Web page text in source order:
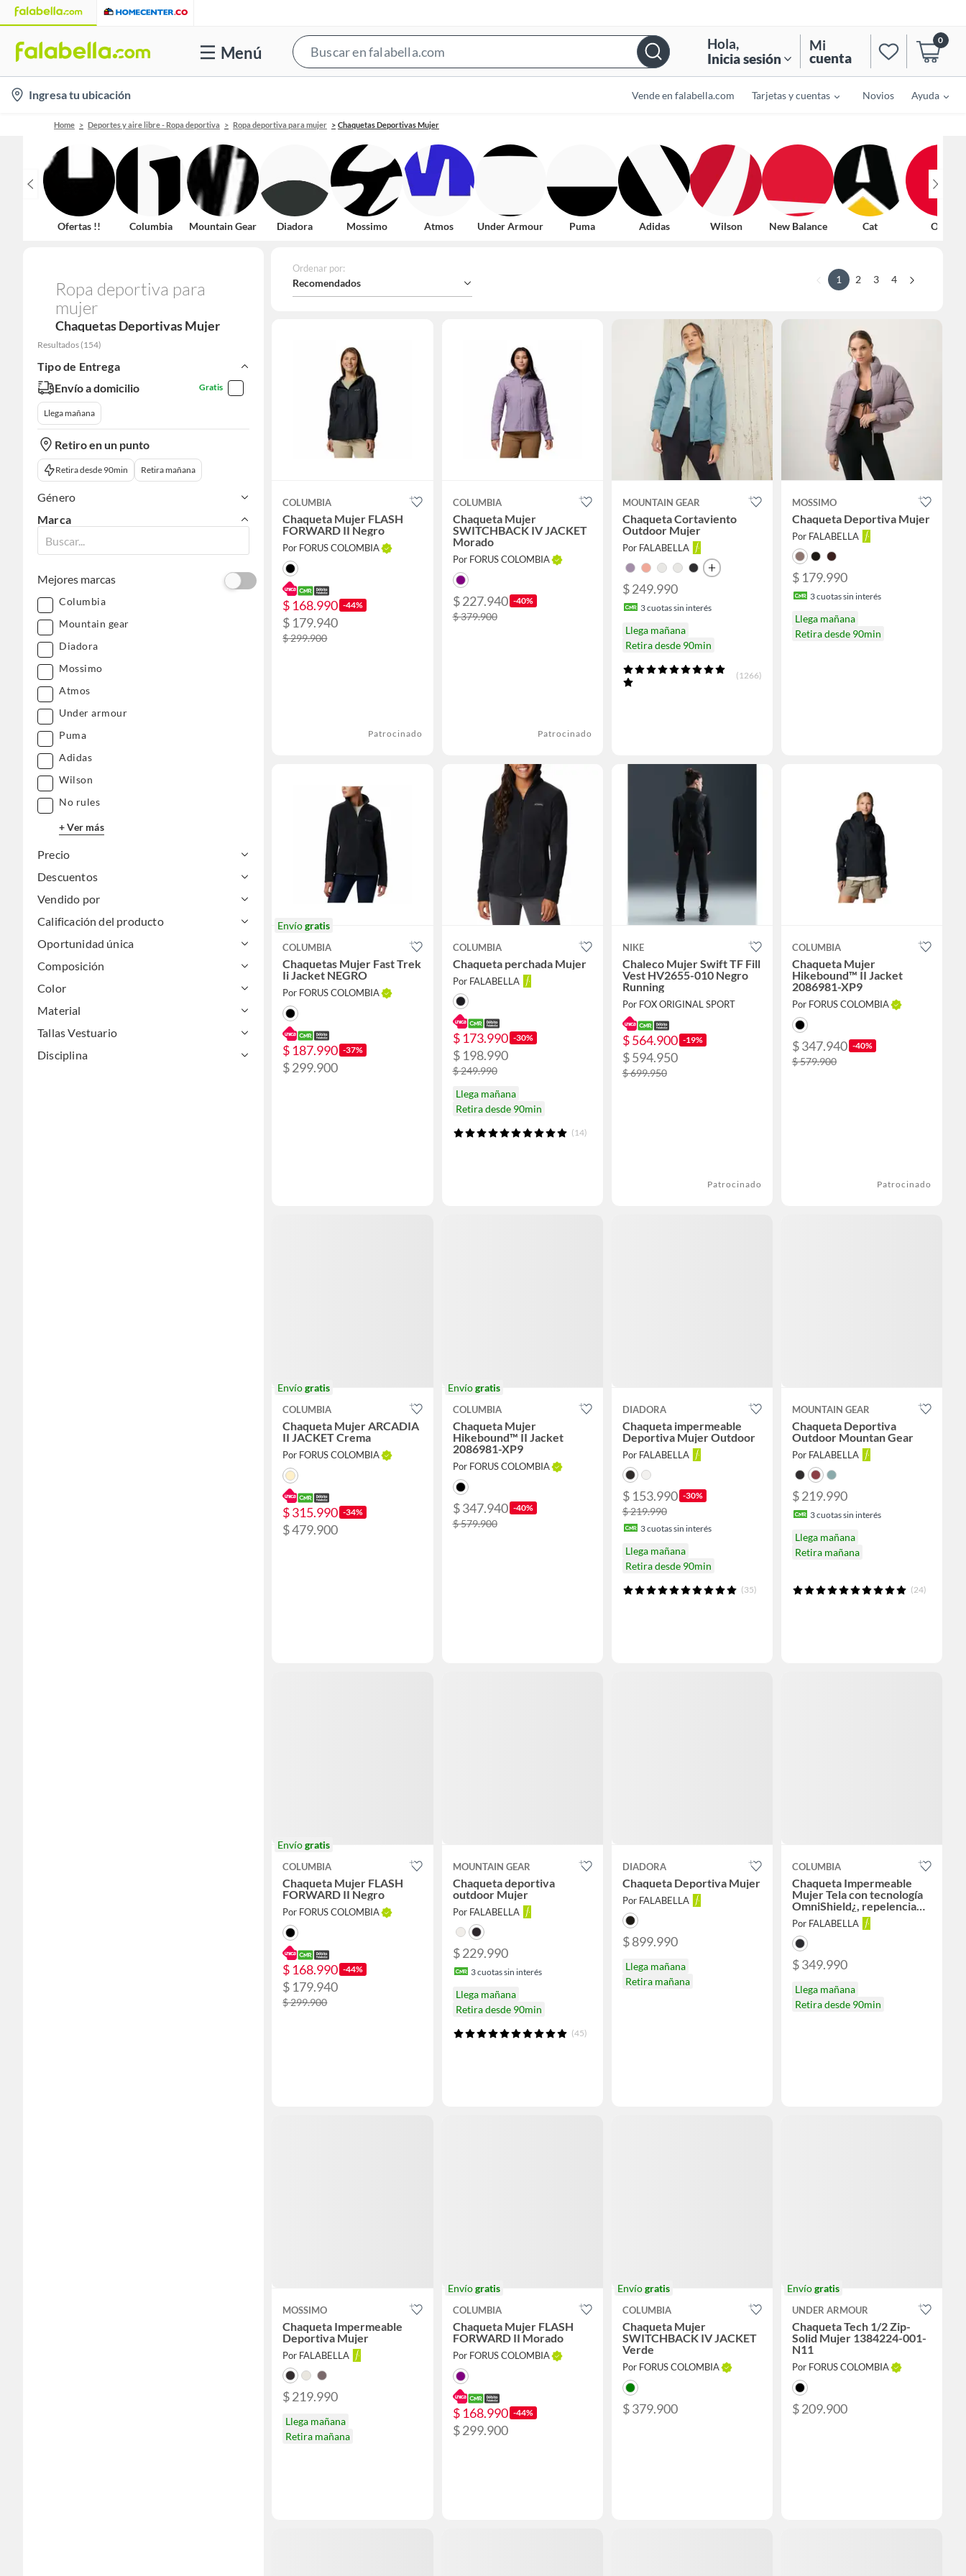
Menú
Bar
Hola,
Inicia sesión
Mi
cuenta
0
location-
icon
Ingresa tu ubicación Vende en falabella.com Tarjetas y cuentas Novios Ayuda
Home Deportes y aire libre - Ropa deportiva Ropa deportiva para mujer Chaquetas Deportivas Mujer
Ofertas !! Columbia Mountain Gear Diadora Mossimo Atmos Under Armour Puma Adidas Wilson New Balance Cat Ostu
Ropa deportiva para
mujer
Chaquetas Deportivas Mujer
Resultados (154)
Tipo de Entrega
Envío a domicilio
Gratis
Llega mañana
Retiro en un punto
Retira desde 90min Retira mañana
Género
Marca
Mejores marcas
Columbia
Mountain gear
Diadora
Mossimo
Atmos
Under armour
Puma
Adidas
Wilson
No rules
+ Ver más
Precio
Descuentos
Vendido por
Calificación del producto
Oportunidad única
Composición
Color
Material
Tallas Vestuario
Disciplina
Ordenar por:
Recomendados 1 2 3 4
COLUMBIA
Chaqueta Mujer FLASH
FORWARD II Negro
Por FORUS COLOMBIA
$ 168.990 -44%
$ 179.940
$ 299.900
Patrocinado
COLUMBIA
Chaqueta Mujer
SWITCHBACK IV JACKET
Morado
Por FORUS COLOMBIA
$ 227.940 -40%
$ 379.900
Patrocinado
MOUNTAIN GEAR
Chaqueta Cortaviento
Outdoor Mujer
Por FALABELLA
$ 249.990
3cuotas sin interés
Llega mañana
Retira desde 90min
(1266)
MOSSIMO
Chaqueta Deportiva Mujer
Por FALABELLA
$ 179.990
3cuotas sin interés
Llega mañana
Retira desde 90min
Envíogratis
COLUMBIA
Chaquetas Mujer Fast Trek
Ii Jacket NEGRO
Por FORUS COLOMBIA
$ 187.990 -37%
$ 299.900
COLUMBIA
Chaqueta perchada Mujer
Por FALABELLA
$ 173.990 -30%
$ 198.990
$ 249.990
Llega mañana
Retira desde 90min
(14)
NIKE
Chaleco Mujer Swift TF Fill
Vest HV2655-010 Negro
Running
Por FOX ORIGINAL SPORT
$ 564.900 -19%
$ 594.950
$ 699.950
Patrocinado
COLUMBIA
Chaqueta Mujer
Hikebound™ II Jacket
2086981-XP9
Por FORUS COLOMBIA
$ 347.940 -40%
$ 579.900
Patrocinado
Envíogratis
COLUMBIA
Chaqueta Mujer ARCADIA
II JACKET Crema
Por FORUS COLOMBIA
$ 315.990 -34%
$ 479.900
Envíogratis
COLUMBIA
Chaqueta Mujer
Hikebound™ II Jacket
2086981-XP9
Por FORUS COLOMBIA
$ 347.940 -40%
$ 579.900
DIADORA
Chaqueta impermeable
Deportiva Mujer Outdoor
Por FALABELLA
$ 153.990 -30%
$ 219.990
3cuotas sin interés
Llega mañana
Retira desde 90min
(35)
MOUNTAIN GEAR
Chaqueta Deportiva
Outdoor Mountan Gear
Por FALABELLA
$ 219.990
3cuotas sin interés
Llega mañana
Retira mañana
(24)
Envíogratis
COLUMBIA
Chaqueta Mujer FLASH
FORWARD II Negro
Por FORUS COLOMBIA
$ 168.990 -44%
$ 179.940
$ 299.900
MOUNTAIN GEAR
Chaqueta deportiva
outdoor Mujer
Por FALABELLA
$ 229.990
3cuotas sin interés
Llega mañana
Retira desde 90min
(45)
DIADORA
Chaqueta Deportiva Mujer
Por FALABELLA
$ 899.990
Llega mañana
Retira mañana
COLUMBIA
Chaqueta Impermeable
Mujer Tela con tecnología
OmniShield¿, repelencia
avanzada
Por FALABELLA
$ 349.990
Llega mañana
Retira desde 90min
MOSSIMO
Chaqueta Impermeable
Deportiva Mujer
Por FALABELLA
$ 219.990
Llega mañana
Retira mañana
Envíogratis
COLUMBIA
Chaqueta Mujer FLASH
FORWARD II Morado
Por FORUS COLOMBIA
$ 168.990 -44%
$ 299.900
Envíogratis
COLUMBIA
Chaqueta Mujer
SWITCHBACK IV JACKET
Verde
Por FORUS COLOMBIA
$ 379.900
Envíogratis
UNDER ARMOUR
Chaqueta Tech 1/2 Zip-
Solid Mujer 1384224-001-
N11
Por FORUS COLOMBIA
$ 209.900